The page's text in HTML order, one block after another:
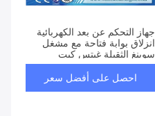
جهاز التحكم عن بعد الكهربائية
انزلاق بوابة فتاحة مع مشغل
سوينغ الثقيلة غيتس كيت
احصل على أفضل سعر